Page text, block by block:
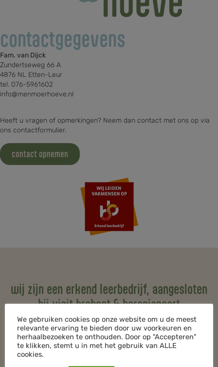
contactgegevens
Fam. van Dijck
Zundertseweg 66 A
4876 NL Etten-Leur
tel. 076-5961602
info@menmoerhoeve.nl
Heeft u vragen of opmerkingen? Neem dan contact met ons op via
ons contactformulier.
contact opnemen
wij zijn een erkend leerbedrijf, aangesloten
bij visit brabant & baroniepoort
We gebruiken cookies op onze website om u de meest
relevante ervaring te bieden door uw voorkeuren en
herhaalbezoeken te onthouden. Door op "Accepteren"
te klikken, stemt u in met het gebruik van ALLE
cookies.